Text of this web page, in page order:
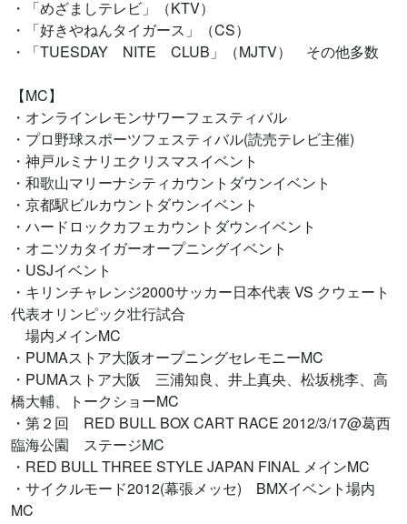
・「めざましテレビ」（KTV）
・「好きやねんタイガース」（CS）
・「TUESDAY NITE CLUB」（MJTV） その他多数
【MC】
・オンラインレモンサワーフェスティバル
・プロ野球スポーツフェスティバル(読売テレビ主催)
・神戸ルミナリエクリスマスイベント
・和歌山マリーナシティカウントダウンイベント
・京都駅ビルカウントダウンイベント
・ハードロックカフェカウントダウンイベント
・オニツカタイガーオープニングイベント
・USJイベント
・キリンチャレンジ2000サッカー日本代表 VS クウェート
代表オリンピック壮行試合
場内メインMC
・PUMAストア大阪オープニングセレモニーMC
・PUMAストア大阪 三浦知良、井上真央、松坂桃李、高
橋大輔、トークショーMC
・第２回 RED BULL BOX CART RACE 2012/3/17@葛西
臨海公園 ステージMC
・RED BULL THREE STYLE JAPAN FINAL メインMC
・サイクルモード2012(幕張メッセ) BMXイベント場内
MC